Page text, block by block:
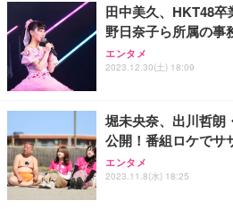
田中美久、HKT48
野日奈子ら所属の事
エンタメ
2023.12.30(土) 18:09
堀未央奈、出川哲朗
公開！番組ロケでサ
エンタメ
2023.11.8(水) 18:25